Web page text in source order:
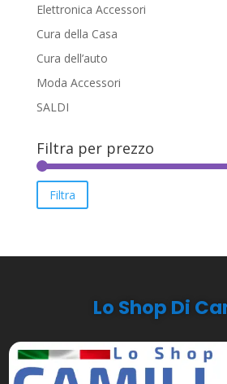
Elettronica Accessori
Cura della Casa
Cura dell’auto
Moda Accessori
SALDI
Filtra per prezzo
Filtra
Lo Shop Di